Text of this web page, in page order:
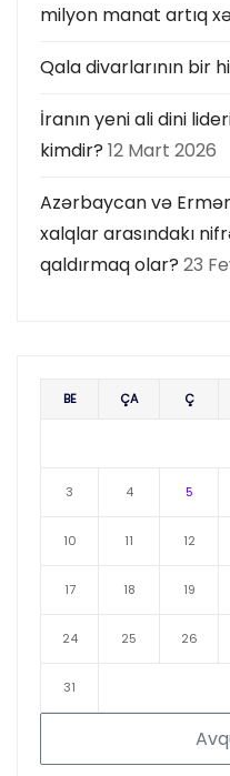
milyon manat artıq
Qala divarlarının bir
İranın yeni ali dini
kimdir? 12 Mart 2026
Azərbaycan və
xalqlar arasındakı
qaldırmaq olar? 23
BE ÇA Ç
3 4 5
10 11 12
17 18 19
24 25 26
31